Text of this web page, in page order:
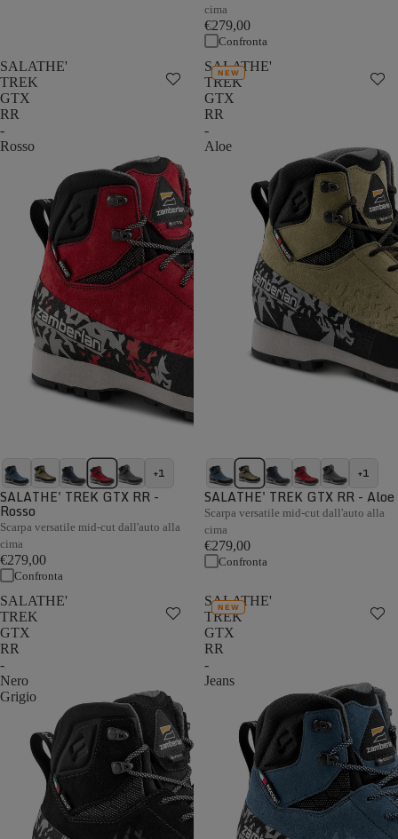
cima
€279,00
Confronta
SALATHE'
TREK
GTX
RR
-
Rosso
+1
SALATHE' TREK GTX RR -
Rosso
Scarpa versatile mid-cut dall'auto alla
cima
€279,00
Confronta
SALATHE'
TREK
GTX
RR
-
Aloe
NEW
+1
SALATHE' TREK GTX RR - Aloe
Scarpa versatile mid-cut dall'auto alla
cima
€279,00
Confronta
SALATHE'
TREK
GTX
RR
-
Nero
Grigio
SALATHE'
TREK
GTX
RR
-
Jeans
NEW